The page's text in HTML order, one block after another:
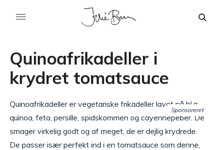
Quinoafrikadeller i
krydret tomatsauce
Sponsoreret
Quinoafrikadeller er vegetariske frikadeller lavet på bl.a.
quinoa, feta, persille, spidskommen og cayennepeber. De
smager virkelig godt og af meget, de er dejlig krydrede.
De passer især perfekt ind i en tomatsauce som denne,